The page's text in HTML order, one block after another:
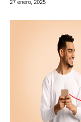
27 enero, 2025